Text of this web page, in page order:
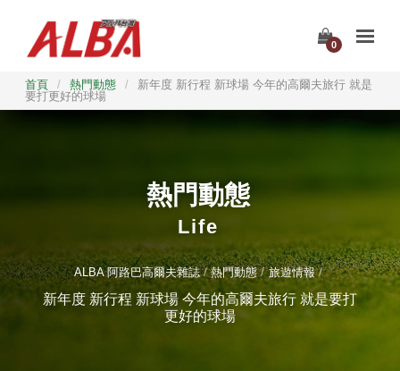
0
首頁 / 熱門動態 /
新年度 新行程 新球場 今年的高爾夫旅行 就是
要打更好的球場
熱門動態
Life
ALBA 阿路巴高爾夫雜誌 熱門動態 旅遊情報
新年度 新行程 新球場 今年的高爾夫旅行 就是要打
更好的球場